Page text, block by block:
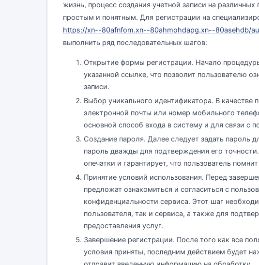
жизнь, процесс создания учетной записи на
простым и понятным. Для регистрации на
https://xn--80afnfom.xn--80ahmohdapg.xn--80asehdb/
выполнить ряд последовательных шагов:
Открытие формы регистрации. Начало
указанной ссылке, что позволит пользователю
записи.
Выбор уникального идентификатора. В качестве
электронной почты или номер мобильного
основной способ входа в систему и для связи с
Создание пароля. Далее следует задать пароль
пароль дважды для подтверждения его
опечатки и гарантирует, что пользователь
Принятие условий использования. Перед
предложат ознакомиться и согласиться с
конфиденциальности сервиса. Этот шаг
пользователя, так и сервиса, а также для
предоставления услуг.
Завершение регистрации. После того как все
условия приняты, последним действием будет